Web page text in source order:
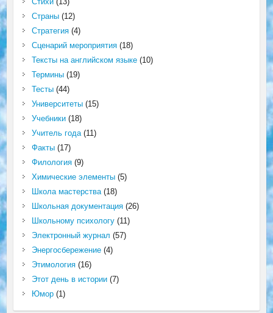
Страны(12)
Стратегия(4)
Сценарий мероприятия(18)
Тексты на английском языке(10)
Термины(19)
Тесты(44)
Университеты(15)
Учебники(18)
Учитель года(11)
Факты(17)
Филология(9)
Химические элементы(5)
Школа мастерства(18)
Школьная документация(26)
Школьному психологу(11)
Электронный журнал (57)
Энергосбережение(4)
Этимология(16)
Этот день в истории(7)
Юмор(1)